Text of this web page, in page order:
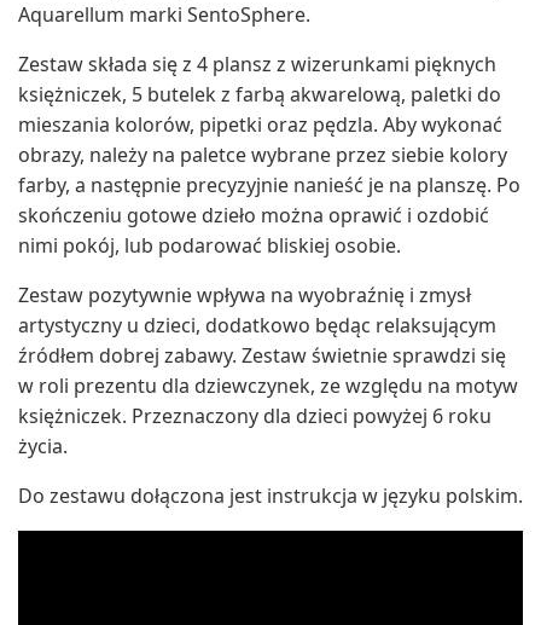
Aquarellum marki SentoSphere.
Zestaw składa się z 4 plansz z wizerunkami pięknych
księżniczek, 5 butelek z farbą akwarelową, paletki do
mieszania kolorów, pipetki oraz pędzla. Aby wykonać
obrazy, należy na paletce wybrane przez siebie kolory
farby, a następnie precyzyjnie nanieść je na planszę. Po
skończeniu gotowe dzieło można oprawić i ozdobić
nimi pokój, lub podarować bliskiej osobie.
Zestaw pozytywnie wpływa na wyobraźnię i zmysł
artystyczny u dzieci, dodatkowo będąc relaksującym
źródłem dobrej zabawy. Zestaw świetnie sprawdzi się
w roli prezentu dla dziewczynek, ze względu na motyw
księżniczek. Przeznaczony dla dzieci powyżej 6 roku
życia.
Do zestawu dołączona jest instrukcja w języku polskim.